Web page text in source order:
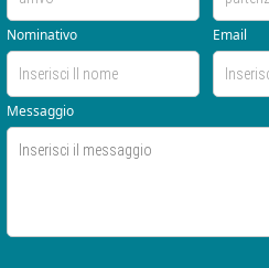
Nominativo Email
Messaggio